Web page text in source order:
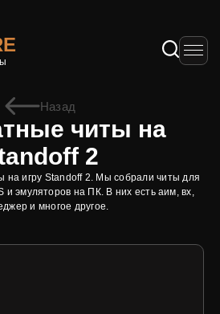
Назад
читы на
2
на игру Standoff 2. Мы собрали читы для
и эмуляторов на ПК. В них есть аим, вх,
и многое другое.